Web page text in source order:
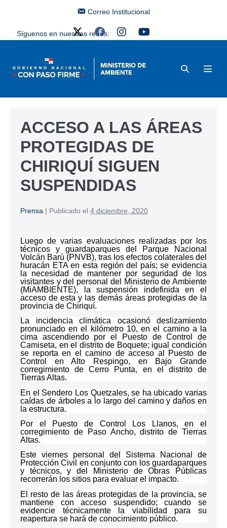
Correo Institucional
Síguenos en nuestras redes:
ACCESO A LAS ÁREAS
PROTEGIDAS DE
CHIRIQUÍ SIGUEN
SUSPENDIDAS
Prensa | Publicado el 4 diciembre, 2020
Luego de varias evaluaciones realizadas por los
técnicos y guardaparques del Parque Nacional
Volcán Barú (PNVB), tras los efectos colaterales del
huracán ETA en esta región del país; se evidencia
la necesidad de mantener por seguridad de los
visitantes y del personal del Ministerio de Ambiente
(MiAMBIENTE), la suspensión indefinida en el
acceso de esta y las demás áreas protegidas de la
provincia de Chiriquí.
La incidencia climática ocasionó deslizamiento
pronunciado en el kilómetro 10, en el camino a la
cima ascendiendo por el Puesto de Control de
Camiseta, en el distrito de Boquete; igual condición
se reporta en el camino de acceso al Puesto de
Control en Alto Respingo, en Bajo Grande
corregimiento de Cerro Punta, en el distrito de
Tierras Altas.
En el Sendero Los Quetzales, se ha ubicado varias
caídas de árboles a lo largo del camino y daños en
la estructura.
Por el Puesto de Control Los Llanos, en el
corregimiento de Paso Ancho, distrito de Tierras
Altas.
Este viernes personal del Sistema Nacional de
Protección Civil en conjunto con los guardaparques
y técnicos, y del Ministerio de Obras Públicas
recorrerán los sitios para evaluar el impacto.
El resto de las áreas protegidas de la provincia, se
mantiene con acceso suspendido; cuando se
evidencie técnicamente la viabilidad para su
reapertura se hará de conocimiento público.